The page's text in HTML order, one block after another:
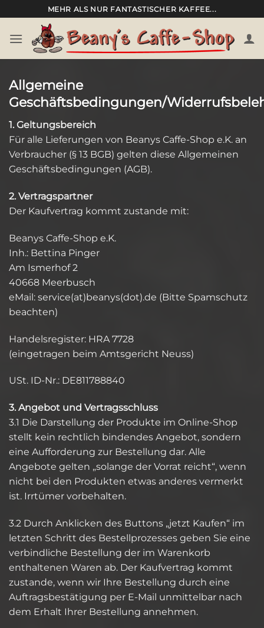
Inhalt
springen
MEHR ALS NUR FANTASTISCHER KAFFEE...
Allgemeine
Geschäftsbedingungen/
1. Geltungsbereich
Für alle Lieferungen von Beanys Caffe-Shop e.K. an
Verbraucher (§ 13 BGB) gelten diese Allgemeinen
Geschäftsbedingungen (AGB).
2. Vertragspartner
Der Kaufvertrag kommt zustande mit:
Beanys Caffe-Shop e.K.
Inh.: Bettina Pinger
Am Ismerhof 2
40668 Meerbusch
eMail: service(at)beanys(dot).de (Bitte Spamschutz
beachten)
Handelsregister: HRA 7728
(eingetragen beim Amtsgericht Neuss)
USt. ID-Nr.: DE811788840
3. Angebot und Vertragsschluss
3.1 Die Darstellung der Produkte im Online-Shop
stellt kein rechtlich bindendes Angebot, sondern
eine Aufforderung zur Bestellung dar. Alle
Angebote gelten „solange der Vorrat reicht“, wenn
nicht bei den Produkten etwas anderes vermerkt
ist. Irrtümer vorbehalten.
3.2 Durch Anklicken des Buttons „jetzt Kaufen“ im
letzten Schritt des Bestellprozesses geben Sie eine
verbindliche Bestellung der im Warenkorb
enthaltenen Waren ab. Der Kaufvertrag kommt
zustande, wenn wir Ihre Bestellung durch eine
Auftragsbestätigung per E-Mail unmittelbar nach
dem Erhalt Ihrer Bestellung annehmen.